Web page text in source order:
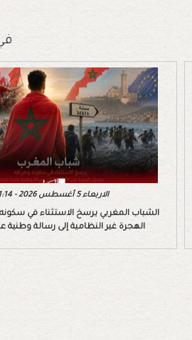
الاربعاء 5 أغسطس 2026 - 21:14
الشباب المغربي يرسخ الاستثناء في
الهجرة غير النظامية إلى رسالة وطنية